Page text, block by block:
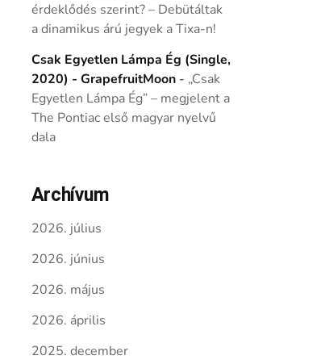
érdeklődés szerint? – Debütáltak
a dinamikus árú jegyek a Tixa-n!
Csak Egyetlen Lámpa Ég (Single,
2020) - GrapefruitMoon- „Csak
Egyetlen Lámpa Ég” – megjelent a
The Pontiac első magyar nyelvű
dala
Archívum
2026. július
2026. június
2026. május
2026. április
2025. december